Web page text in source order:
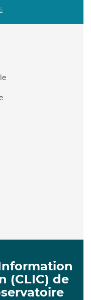
(CLIC) de